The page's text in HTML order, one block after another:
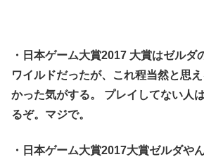
・日本ゲーム大賞2017 大賞はゼルダ
ワイルドだったが、これ程当然と思
かった気がする。 プレイしてない人
るぞ。マジで。
・日本ゲーム大賞2017大賞ゼルダ